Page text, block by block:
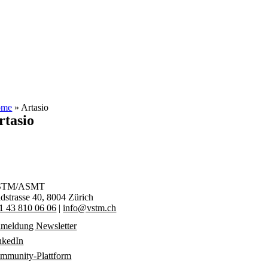
» Artasio
ASMT
40,8004 Zürich
43 810 06 06 |info@vstm.ch
Newsletter
Plattform